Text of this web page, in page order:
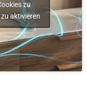
zu
aktivieren